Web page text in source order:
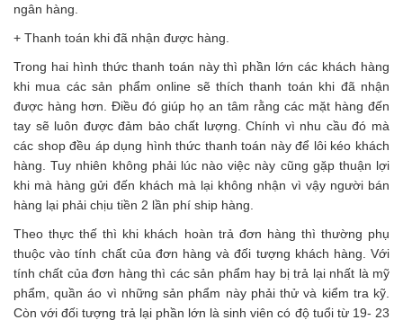
ngân hàng.
+ Thanh toán khi đã nhận được hàng.
Trong hai hình thức thanh toán này thì phần lớn các khách hàng
khi mua các sản phẩm online sẽ thích thanh toán khi đã nhận
được hàng hơn. Điều đó giúp họ an tâm rằng các mặt hàng đến
tay sẽ luôn được đảm bảo chất lượng. Chính vì nhu cầu đó mà
các shop đều áp dụng hình thức thanh toán này để lôi kéo khách
hàng. Tuy nhiên không phải lúc nào việc này cũng gặp thuận lợi
khi mà hàng gửi đến khách mà lại không nhận vì vậy người bán
hàng lại phải chịu tiền 2 lần phí ship hàng.
Theo thực thế thì khi khách hoàn trả đơn hàng thì thường phụ
thuộc vào tính chất của đơn hàng và đối tượng khách hàng. Với
tính chất của đơn hàng thì các sản phẩm hay bị trả lại nhất là mỹ
phẩm, quần áo vì những sản phẩm này phải thử và kiểm tra kỹ.
Còn với đối tượng trả lại phần lớn là sinh viên có độ tuổi từ 19- 23